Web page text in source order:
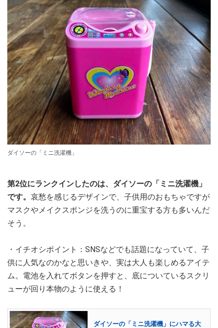
ダイソーの「ミニ洗濯機」
第2位にランクインしたのは、ダイソーの「ミニ洗濯機」
です。 哀愁を感じるデザインで、子供用のおもちゃですが
マスクやメイクスポンジを洗うのに重宝する方も多いんだ
そう。
・イチオシポイント：SNSなどでも話題になっていて、子
供に人気なのかなと思いきや、実は大人も楽しめるアイテ
ム。電池を入れてボタンを押すと、底についているスクリ
ューが回り本物のように使える！
ダイソーの「ミニ洗濯機」にハマる大